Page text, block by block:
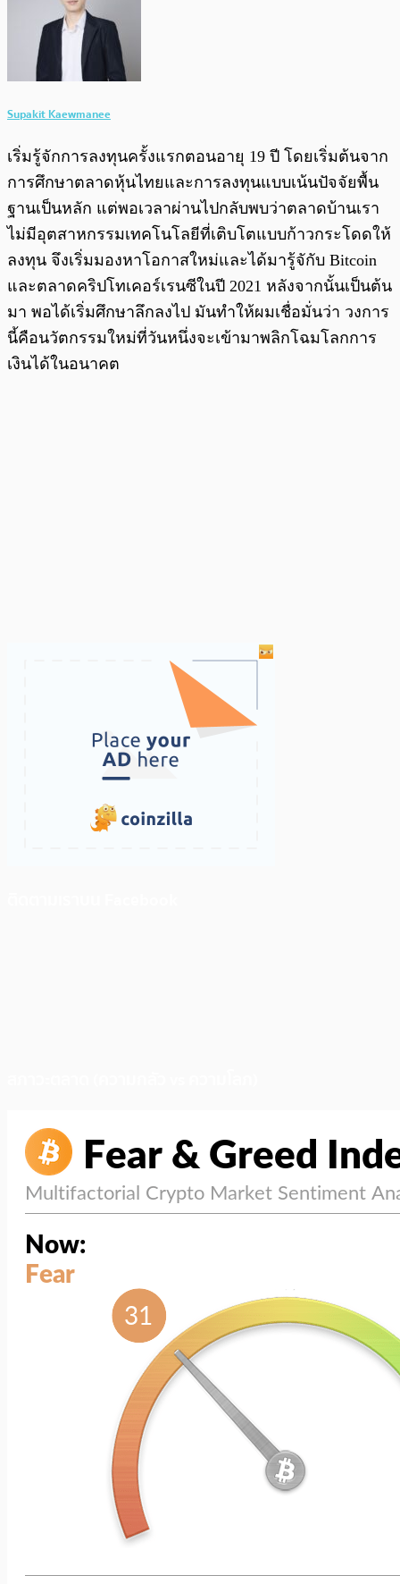
Supakit Kaewmanee
เริ่มรู้จักการลงทุนครั้งแรกตอนอายุ 19 ปี โดยเริ่มต้นจาก
การศึกษาตลาดหุ้นไทยและการลงทุนแบบเน้นปัจจัยพื้น
ฐานเป็นหลัก แต่พอเวลาผ่านไปกลับพบว่าตลาดบ้านเรา
ไม่มีอุตสาหกรรมเทคโนโลยีที่เติบโตแบบก้าวกระโดดให้
ลงทุน จึงเริ่มมองหาโอกาสใหม่และได้มารู้จักับ Bitcoin
และตลาดคริปโทเคอร์เรนซีในปี 2021 หลังจากนั้นเป็นต้น
มา พอได้เริ่มศึกษาลึกลงไป มันทำให้ผมเชื่อมั่นว่า วงการ
นี้คือนวัตกรรมใหม่ที่วันหนึ่งจะเข้ามาพลิกโฉมโลกการ
เงินได้ในอนาคต